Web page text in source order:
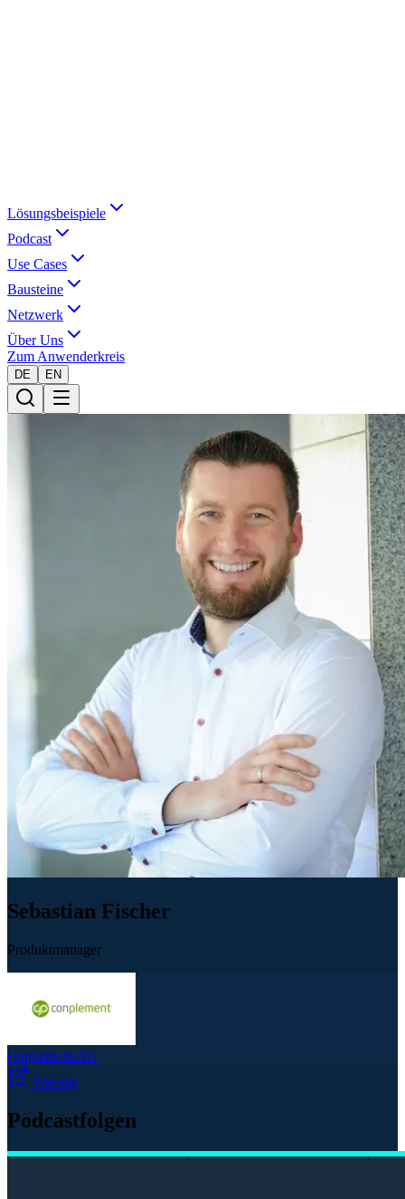
Lösungsbeispiele
Podcast
Use Cases
Bausteine
Netzwerk
Über Uns
Zum Anwenderkreis
DE EN
Sebastian Fischer
Produktmanager
conplement AG
Website
Podcastfolgen